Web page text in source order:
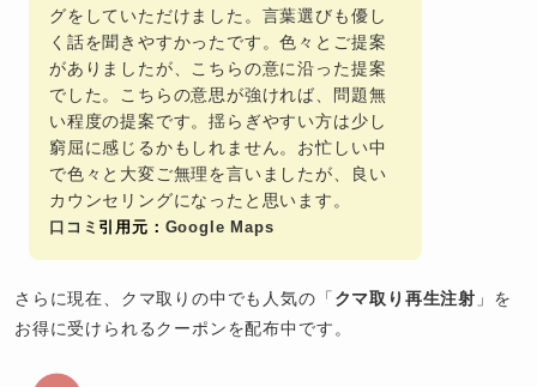
グをしていただけました。言葉選びも優し
く話を聞きやすかったです。色々とご提案
がありましたが、こちらの意に沿った提案
でした。こちらの意思が強ければ、問題無
い程度の提案です。揺らぎやすい方は少し
窮屈に感じるかもしれません。お忙しい中
で色々と大変ご無理を言いましたが、良い
カウンセリングになったと思います。
口コミ 引用元： Google Maps
さらに現在、クマ取りの中でも人気の「 クマ取り再生注射 」を
お得に受けられるクーポンを配布中です。